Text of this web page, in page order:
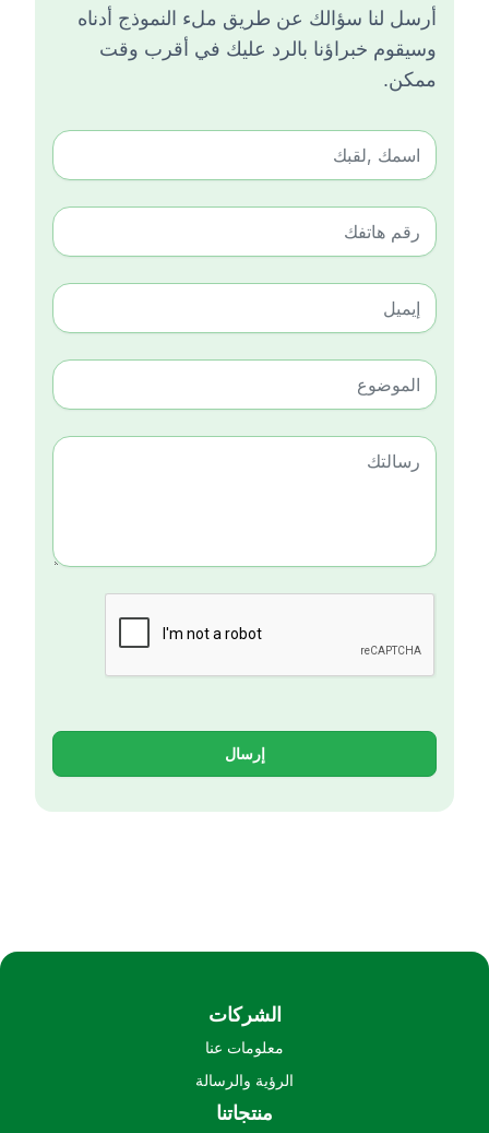
أرسل لنا سؤالك عن طريق ملء النموذج أدناه
وسيقوم خبراؤنا بالرد عليك في أقرب وقت
ممكن.
إرسال
الشركات
معلومات عنا
الرؤية والرسالة
منتجاتنا